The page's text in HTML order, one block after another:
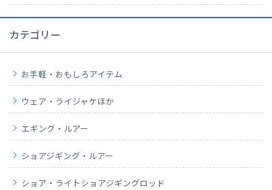
カテゴリー
お手軽・おもしろアイテム
ウェア・ライジャケほか
エギング・ルアー
ショアジギング・ルアー
ショア・ライトショアジギングロッド